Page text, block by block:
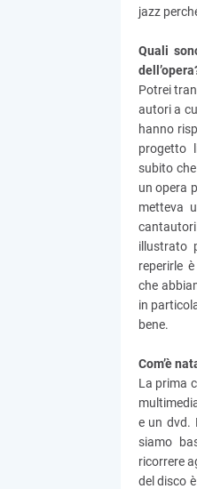
jazz
Quali
Potrei
autori a
hanno
progetto
subito
un opera
metteva
illustrato
reperirle
che
in
bene.
Com’è
La prima
e un dvd.
siamo
ricorrere
del disco